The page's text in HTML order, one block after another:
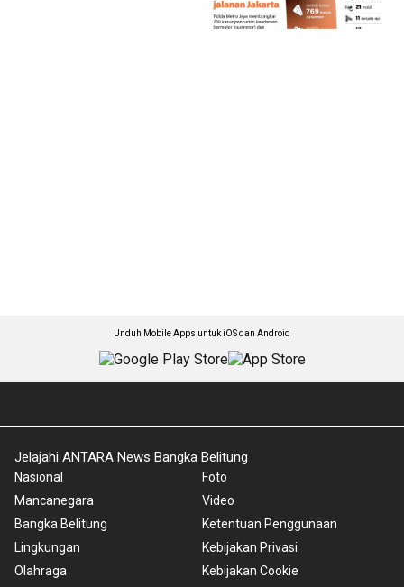
Unduh Mobile Apps untuk iOS dan Android
Jelajahi ANTARA News Bangka Belitung
Nasional
Mancanegara
Bangka Belitung
Lingkungan
Olahraga
Foto
Video
Ketentuan Penggunaan
Kebijakan Privasi
Kebijakan Cookie